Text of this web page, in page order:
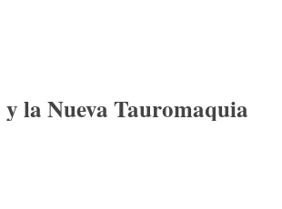
la Nueva Tauromaquia